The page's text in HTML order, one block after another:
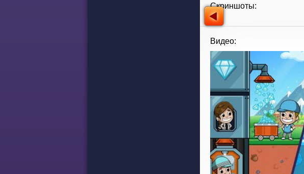
Скриншоты:
Видео: